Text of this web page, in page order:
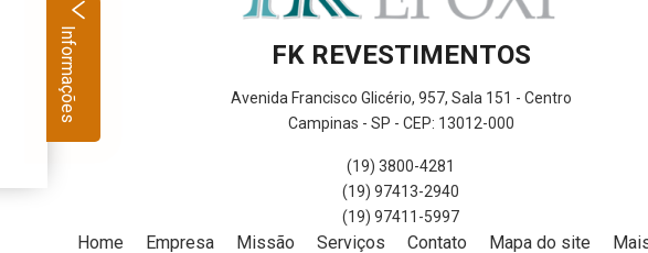
FK REVESTIMENTOS
Avenida Francisco Glicério, 957, Sala 151 - Centro
Campinas - SP - CEP: 13012-000
(19) 3800-4281
(19) 97413-2940
(19) 97411-5997
Home Empresa Missão Serviços Contato Mapa do site
Informações